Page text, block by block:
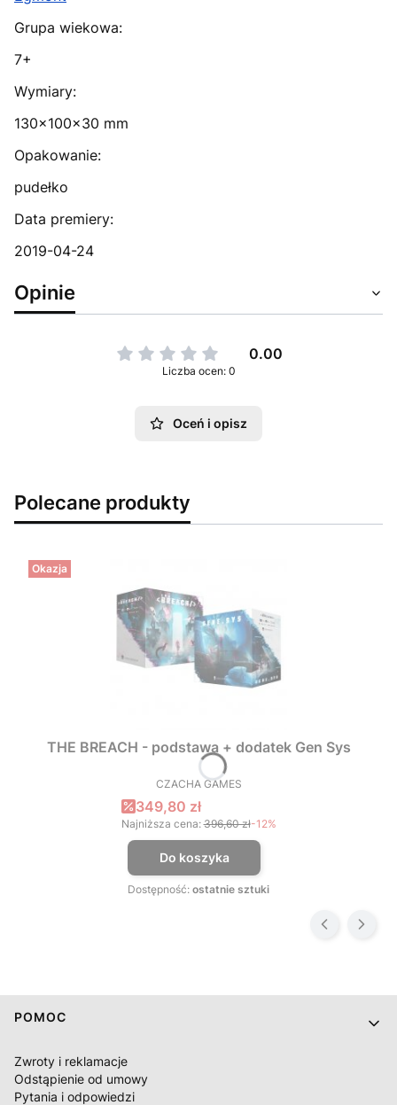
Grupa wiekowa:
7+
Wymiary:
130x100x30 mm
Opakowanie:
pudełko
Data premiery:
2019-04-24
Opinie
0.00
Liczba ocen: 0
Oceń i opisz
Polecane produkty
Okazja
THE BREACH - podstawa + dodatek Gen Sys
PRODUCENT
CZACHA GAMES
Cena promocyjna
349,80 zł
Najniższa cena: 396,60 zł-12%
Do koszyka
Dostępność: ostatnie sztuki
Linki w stopce
POMOC
Zwroty i reklamacje
Odstąpienie od umowy
Pytania i odpowiedzi